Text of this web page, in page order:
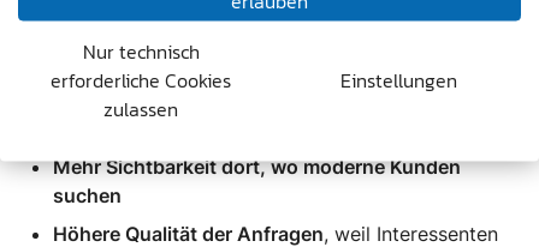
veränderten Suchwelt
Während viele Unternehmen noch an alten SEO-Regeln
festhalten, bereiten wir Ihre Website gezielt auf die
neue Realität vor. Für Sie bedeutet das:
Mehr Sichtbarkeit dort, wo moderne Kunden
suchen
Höhere Qualität der Anfragen, weil Interessenten
Nur technisch
erforderliche Cookies
zulassen
Einstellungen